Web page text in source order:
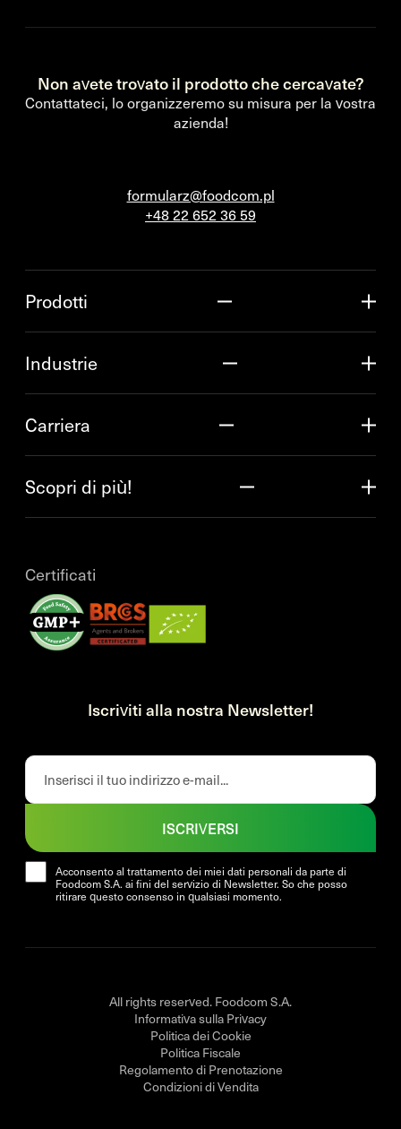
Non avete trovato il prodotto che cercavate?
Contattateci, lo organizzeremo su misura per la vostra
azienda!
formularz@foodcom.pl
+48 22 652 36 59
Prodotti
Industrie
Carriera
Scopri di più!
Certificati
Iscriviti alla nostra Newsletter!
Acconsento al trattamento dei miei dati personali da parte di
Foodcom S.A. ai fini del servizio di Newsletter. So che posso
ritirare questo consenso in qualsiasi momento.
ISCRIVERSI
All rights reserved. Foodcom S.A.
Informativa sulla Privacy
Politica dei Cookie
Politica Fiscale
Regolamento di Prenotazione
Condizioni di Vendita